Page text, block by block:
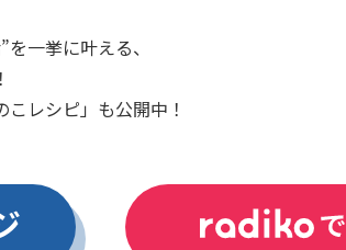
一挙に叶える、
レシピ」も公開中！